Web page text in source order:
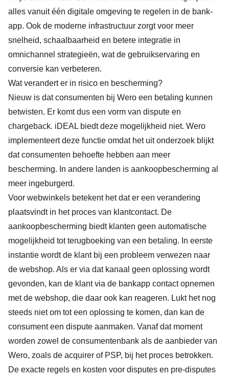
alles vanuit één digitale omgeving te regelen in de bank-
app. Ook de moderne infrastructuur zorgt voor meer
snelheid, schaalbaarheid en betere integratie in
omnichannel strategieën, wat de gebruikservaring en
conversie kan verbeteren.
Wat verandert er in risico en bescherming?
Nieuw is dat consumenten bij Wero een betaling kunnen
betwisten. Er komt dus een vorm van dispute en
chargeback. iDEAL biedt deze mogelijkheid niet. Wero
implementeert deze functie omdat het uit onderzoek blijkt
dat consumenten behoefte hebben aan meer
bescherming. In andere landen is aankoopbescherming al
meer ingeburgerd.
Voor webwinkels betekent het dat er een verandering
plaatsvindt in het proces van klantcontact. De
aankoopbescherming biedt klanten geen automatische
mogelijkheid tot terugboeking van een betaling. In eerste
instantie wordt de klant bij een probleem verwezen naar
de webshop. Als er via dat kanaal geen oplossing wordt
gevonden, kan de klant via de bankapp contact opnemen
met de webshop, die daar ook kan reageren. Lukt het nog
steeds niet om tot een oplossing te komen, dan kan de
consument een dispute aanmaken. Vanaf dat moment
worden zowel de consumentenbank als de aanbieder van
Wero, zoals de acquirer of PSP, bij het proces betrokken.
De exacte regels en kosten voor disputes en pre-disputes